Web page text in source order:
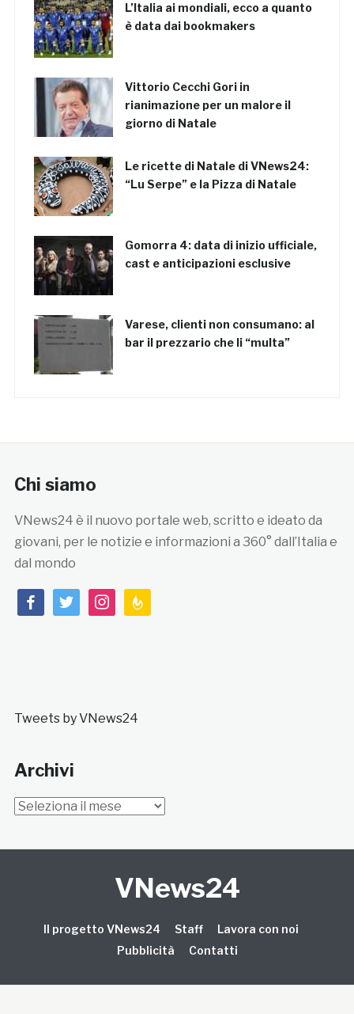
L’Italia ai mondiali, ecco a quanto
è data dai bookmakers
Vittorio Cecchi Gori in
rianimazione per un malore il
giorno di Natale
Le ricette di Natale di VNews24:
“Lu Serpe” e la Pizza di Natale
Gomorra 4: data di inizio ufficiale,
cast e anticipazioni esclusive
Varese, clienti non consumano: al
bar il prezzario che li “multa”
Chi siamo
VNews24 è il nuovo portale web, scritto e ideato da
giovani, per le notizie e informazioni a 360° dall’Italia e
dal mondo
facebooktwitterinstagramfeedburner
Tweets by VNews24
Archivi
Archivi
VNews24
Il progetto VNews24 Staff
Lavora con noi
Pubblicità
Contatti